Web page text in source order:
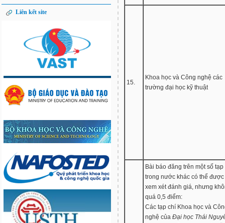
Liên kết site
15.
Khoa học và Công nghệ các
trường đại học kỹ thuật
Bài báo đăng trên một số tạp
trong nước khác có thể được
xem xét đánh giá, nhưng
quá 0,5 điểm:
Các tạp chí Khoa học và
nghệ của Đại học Thái